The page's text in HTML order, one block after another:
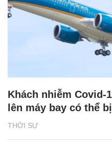
THỜI SỰ
Khách nhiễm Covid-
lên máy bay có thể